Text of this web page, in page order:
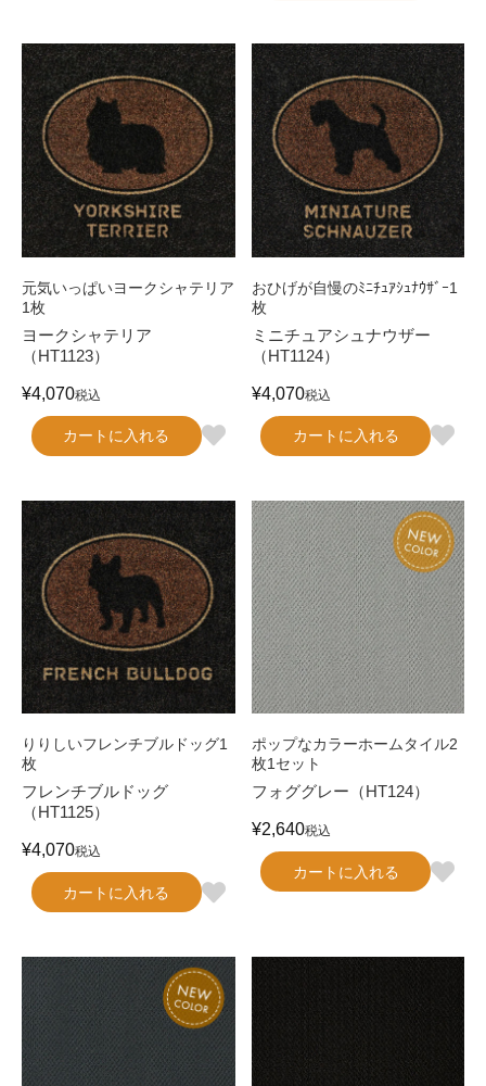
元気いっぱいヨークシャテリア
1枚
ヨークシャテリア
（HT1123）
¥4,070税込
カートに入れる
おひげが自慢のﾐﾆﾁｭｱｼｭﾅｳｻﾞｰ1
枚
ミニチュアシュナウザー
（HT1124）
¥4,070税込
カートに入れる
りりしいフレンチブルドッグ1
枚
フレンチブルドッグ
（HT1125）
¥4,070税込
カートに入れる
ポップなカラーホームタイル2
枚1セット
フォググレー（HT124）
¥2,640税込
カートに入れる